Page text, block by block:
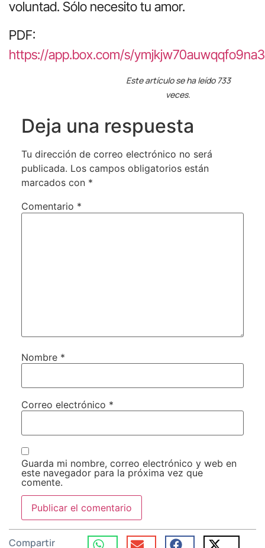
voluntad. Sólo necesito tu amor.
PDF:
https://app.box.com/s/
Este artículo se ha leído 733
veces.
Deja una respuesta
Tu dirección de correo electrónico no será
publicada. Los campos obligatorios están
marcados con *
Comentario *
Nombre *
Correo electrónico *
Guarda mi nombre, correo electrónico y web en
este navegador para la próxima vez que
comente.
Compartir